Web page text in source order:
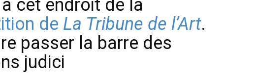
cet endroit de la
de La Tribune de l’Art.
passer la barre des
judici